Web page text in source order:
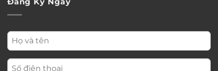
Đăng Ký Ngay